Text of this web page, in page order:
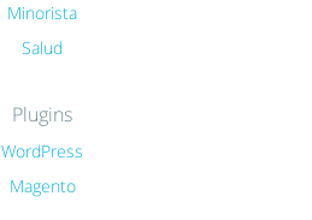
Minorista
Salud
Plugins
WordPress
Magento